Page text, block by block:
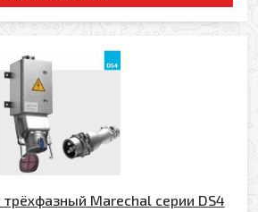
Marechal серии DS4